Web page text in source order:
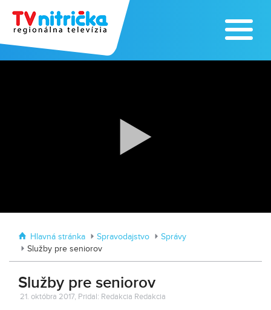
Výrobe medu zasvätil celý svoj život
Hlavná stránka Spravodajstvo
Správy
Služby pre seniorov
Služby pre seniorov
21. októbra 2017, Pridal: Redakcia Redakcia